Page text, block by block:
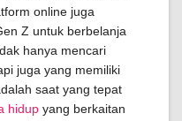
online juga
Z untuk berbelanja
hanya mencari
juga yang memiliki
saat yang tepat
hidup yang berkaitan